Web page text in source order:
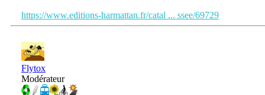
https://www.editions-harmattan.fr/catal ... ssee/69729
Flytox
Modérateur